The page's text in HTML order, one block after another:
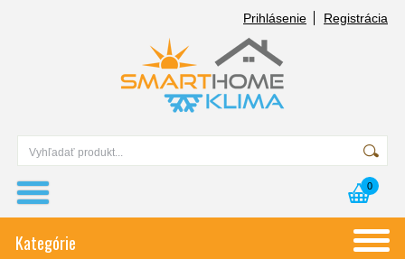
Prihlásenie Registrácia
0
Kategórie